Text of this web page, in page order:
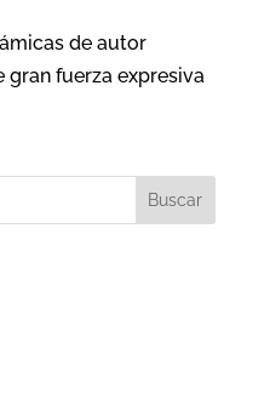
de autor
gran fuerza expresiva
Buscar